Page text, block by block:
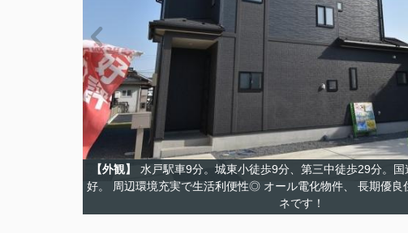
【外観】
水戸駅車9分。城東小徒歩9分、第三中徒歩29分。
好。 周辺環境充実で生活利便性◎ オール電化物件、 長期優良
ネです！